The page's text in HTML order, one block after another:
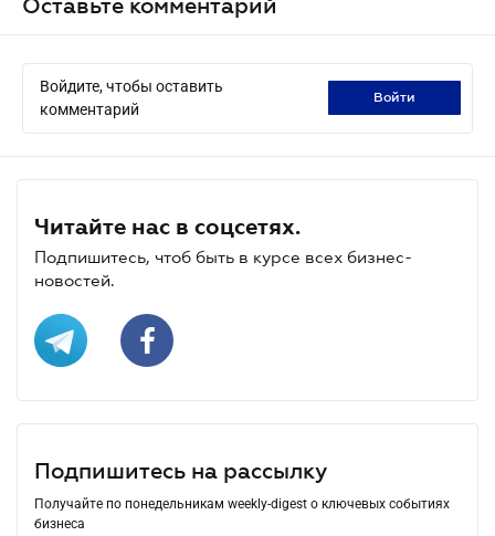
Оставьте комментарий
Войдите, чтобы оставить
комментарий
войти
Читайте нас в соцсетях.
Подпишитесь, чтоб быть в курсе всех бизнес-
новостей.
Подпишитесь на рассылку
Получайте по понедельникам weekly-digest о ключевых событиях
бизнеса